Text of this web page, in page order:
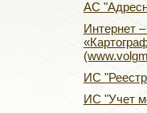
АС
Интернет
ИС
ИС "Учет